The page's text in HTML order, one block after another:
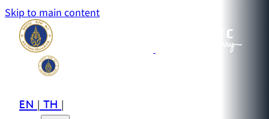
Skip to main content
EN|TH|